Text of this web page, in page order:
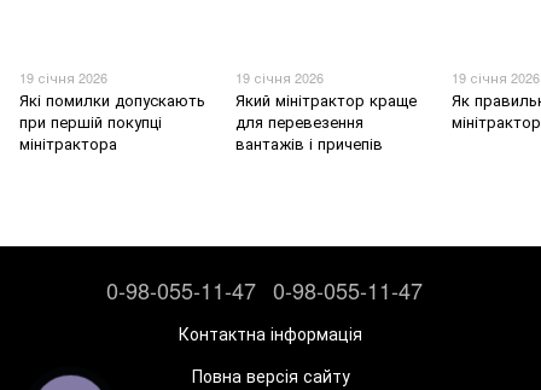
19 січня 2026
Які помилки допускають
при першій покупці
мінітрактора
19 січня 2026
Який мінітрактор краще
для перевезення
вантажів і причепів
19 січня 2026
Як
0-98-055-11-47 0-98-055-11-47
Контактна інформація
Повна версія сайту